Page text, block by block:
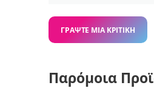
ΓΡΆΨΤΕ ΜΙΑ ΚΡΙΤΙΚΉ
Παρόμοια